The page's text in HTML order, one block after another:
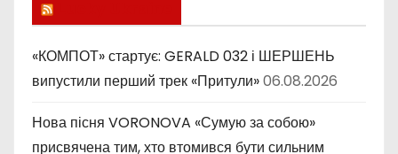
к
и
«КОМПОТ» стартує: GERALD 032 і ШЕРШЕНЬ
випустили перший трек «Притули»06.08.2026
Нова пісня VORONOVA «Сумую за собою»
присвячена тим, хто втомився бути сильним